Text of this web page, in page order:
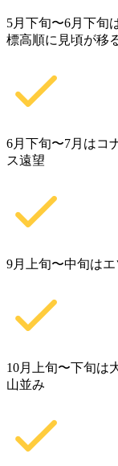
5月下旬〜6月下旬
標高順に見頃が移
6月下旬〜7月はコ
ス遠望
9月上旬〜中旬は
10月上旬〜下旬は
山並み